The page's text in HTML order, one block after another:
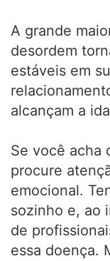
A grande
desordem
estáveis em
alcançam a
Se você acha
procure
emocional.
sozinho e, ao
de
essa doença.